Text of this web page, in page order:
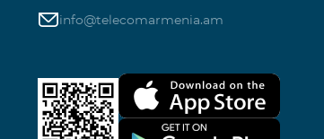
info@telecomarmenia.am